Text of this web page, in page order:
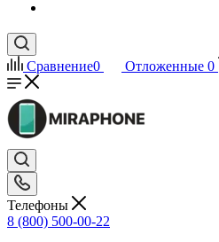
Сравнение0 Отложенные 0
Телефоны
8 (800) 500-00-22